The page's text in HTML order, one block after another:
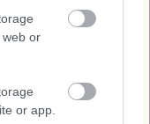
web or
or app.
Εύκολη